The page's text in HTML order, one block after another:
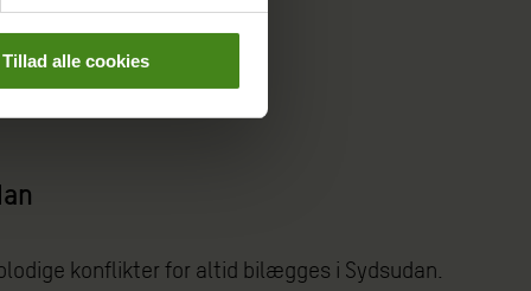
Tillad alle cookies
konflikter for altid bilægges i Sydsudan.